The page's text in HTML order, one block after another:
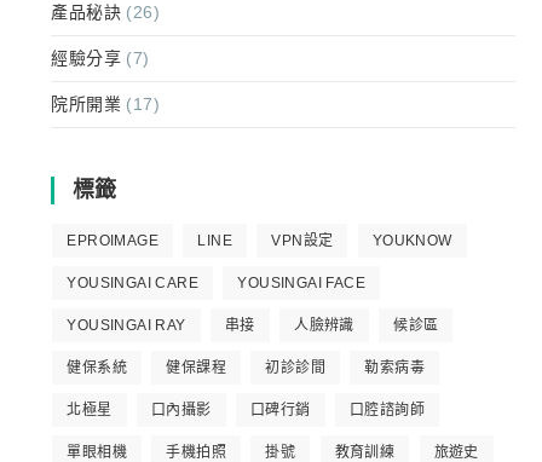
產品秘訣 (26)
經驗分享 (7)
院所開業 (17)
標籤
EPROIMAGE LINE VPN設定 YOUKNOW
YOUSINGAI CARE YOUSINGAI FACE
YOUSINGAI RAY 串接 人臉辨識 候診區
健保系統 健保課程 初診診間 勒索病毒
北極星 口內攝影 口碑行銷 口腔諮詢師
單眼相機 手機拍照 掛號 教育訓練 旅遊史